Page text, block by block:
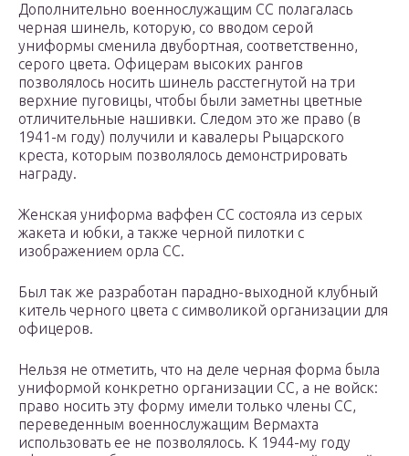
Дополнительно военнослужащим СС полагалась
черная шинель, которую, со вводом серой
униформы сменила двубортная, соответственно,
серого цвета. Офицерам высоких рангов
позволялось носить шинель расстегнутой на три
верхние пуговицы, чтобы были заметны цветные
отличительные нашивки. Следом это же право (в
1941-м году) получили и кавалеры Рыцарского
креста, которым позволялось демонстрировать
награду.
Женская униформа ваффен СС состояла из серых
жакета и юбки, а также черной пилотки с
изображением орла СС.
Был так же разработан парадно-выходной клубный
китель черного цвета с символикой организации для
офицеров.
Нельзя не отметить, что на деле черная форма была
униформой конкретно организации СС, а не войск:
право носить эту форму имели только члены СС,
переведенным военнослужащим Вермахта
использовать ее не позволялось. К 1944-му году